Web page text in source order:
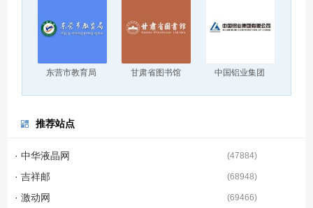
东营市教育局 甘肃省图书馆 中国铝业集团
推荐站点
· 中华液晶网 (47884)
· 吉祥邮 (68948)
· 激动网 (69466)